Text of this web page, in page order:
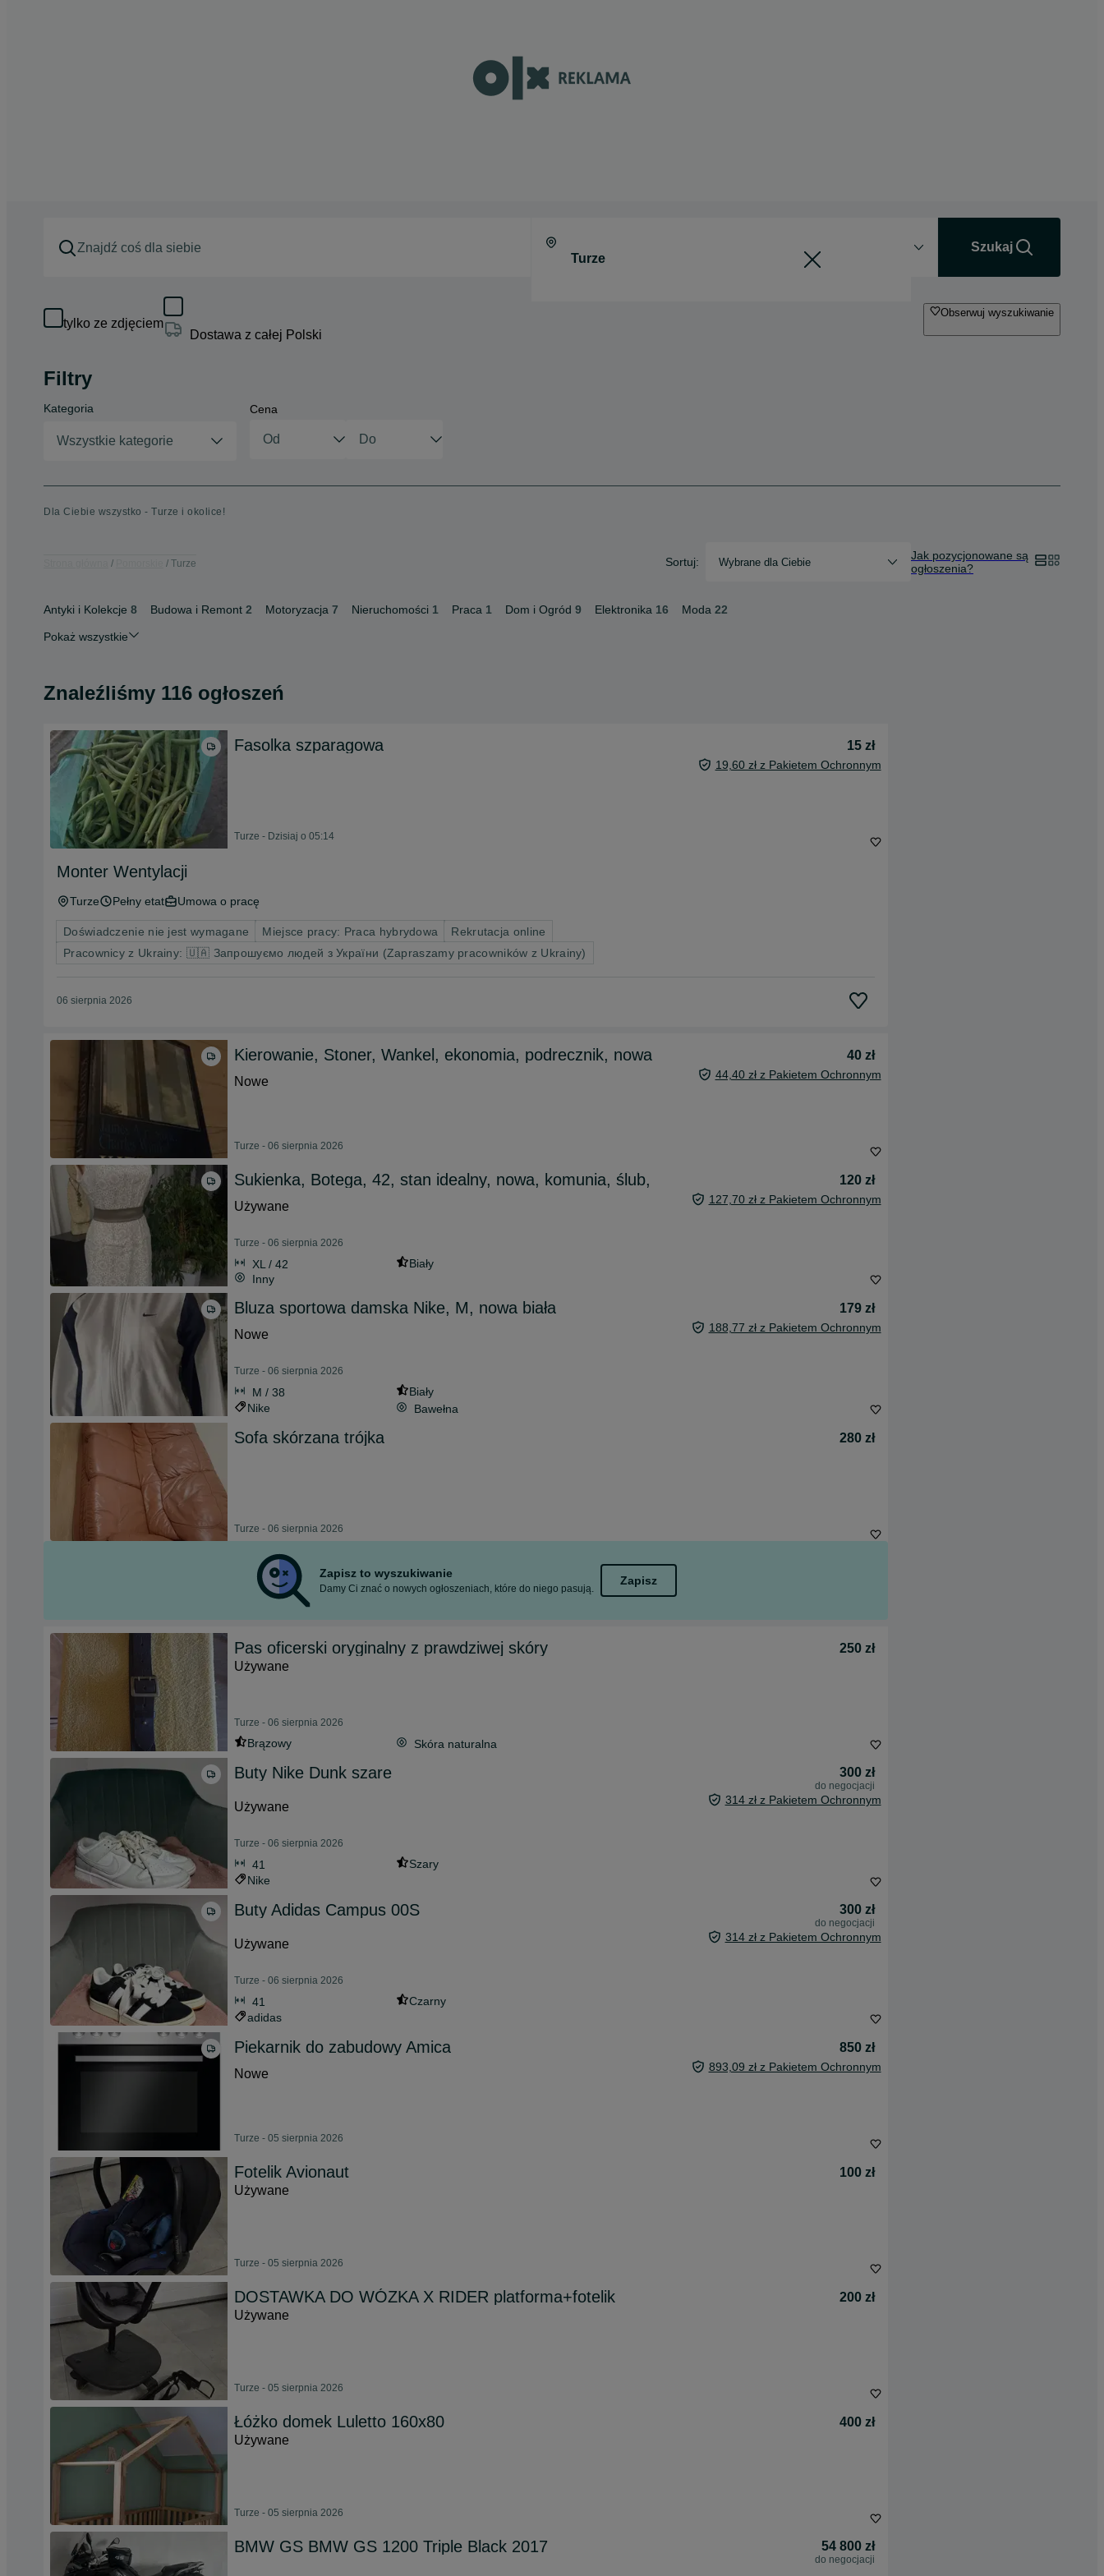
Szukaj
tylko ze zdjęciem
Dostawa z całej Polski
Obserwuj wyszukiwanie
Filtry
Kategoria
Wszystkie kategorie
Cena
Dla Ciebie wszystko - Turze i okolice!
Turze Sortuj: Wybrane dla Ciebie
Jak pozycjonowane są
ogłoszenia?
Antyki i Kolekcje 8 Budowa i Remont 2 Motoryzacja 7 Nieruchomości 1 Praca 1 Dom i Ogród 9 Elektronika 16 Moda 22
Pokaż wszystkie
Znaleźliśmy 116 ogłoszeń
Fasolka szparagowa 15 zł
19,60 zł z Pakietem Ochronnym
Turze - Dzisiaj o 05:14
Monter Wentylacji
Turze Pełny etat Umowa o pracę
Doświadczenie nie jest wymagane Miejsce pracy: Praca hybrydowa
Rekrutacja online
Pracownicy z Ukrainy: 🇺🇦 Запрошуємо людей з України (Zapraszamy pracowników z Ukrainy)
06 sierpnia 2026
Kierowanie, Stoner, Wankel, ekonomia, podrecznik, nowa
40 zł
Nowe
44,40 zł z Pakietem Ochronnym
Turze - 06 sierpnia 2026
Sukienka, Botega, 42, stan idealny, nowa, komunia, ślub,
120 zł
Używane
127,70 zł z Pakietem Ochronnym
Turze - 06 sierpnia 2026
XL / 42
Biały
Inny
Bluza sportowa damska Nike, M, nowa biała
179 zł
Nowe
188,77 zł z Pakietem Ochronnym
Turze - 06 sierpnia 2026
M / 38
Biały
Nike
Bawełna
Sofa skórzana trójka 280 zł
Turze - 06 sierpnia 2026
Zapisz to wyszukiwanie
Damy Ci znać o nowych ogłoszeniach, które do niego pasują.
Zapisz
Pas oficerski oryginalny z prawdziwej skóry
250 zł
Używane
Turze - 06 sierpnia 2026
Brązowy Skóra naturalna
Buty Nike Dunk szare 300 zł
do negocjacji
Używane 314 zł z Pakietem Ochronnym
Turze - 06 sierpnia 2026
41
Szary
Nike
Buty Adidas Campus 00S 300 zł
do negocjacji
Używane 314 zł z Pakietem Ochronnym
Turze - 06 sierpnia 2026
41
Czarny
adidas
Piekarnik do zabudowy Amica
850 zł
Nowe
893,09 zł z Pakietem Ochronnym
Turze - 05 sierpnia 2026
Fotelik Avionaut
100 zł
Używane
Turze - 05 sierpnia 2026
DOSTAWKA DO WÓZKA X RIDER platforma+fotelik
200 zł
Używane
Turze - 05 sierpnia 2026
Łóżko domek Luletto 160x80
400 zł
Używane
Turze - 05 sierpnia 2026
BMW GS BMW GS 1200 Triple Black 2017 54 800 zł
do negocjacji